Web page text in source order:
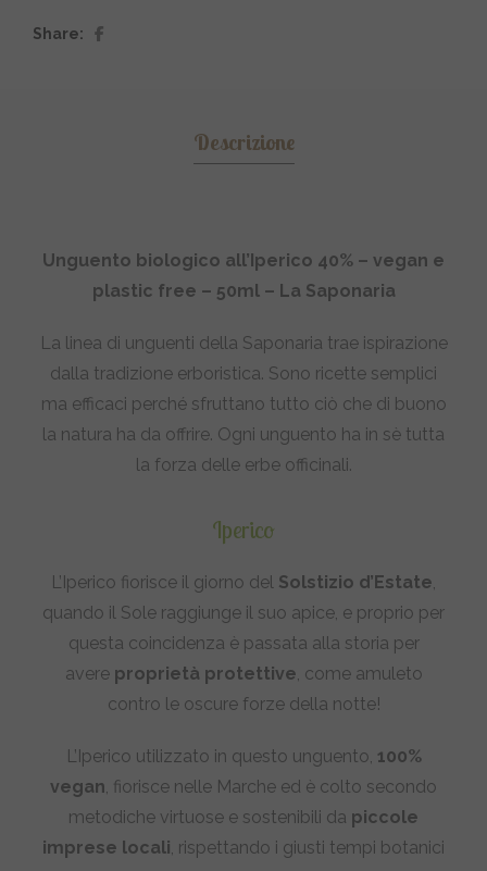
Share
Descrizione
Unguento biologico all’Iperico 40% – vegan e
plastic free – 50ml – La Saponaria
La linea di unguenti della Saponaria trae ispirazione
dalla tradizione erboristica. Sono ricette semplici
ma efficaci perché sfruttano tutto ciò che di buono
la natura ha da offrire. Ogni unguento ha in sè tutta
la forza delle erbe officinali.
Iperico
L’Iperico fiorisce il giorno del Solstizio d’Estate
quando il Sole raggiunge il suo apice, e proprio per
questa coincidenza è passata alla storia per
avere proprietà protettive , come amuleto
contro le oscure forze della notte!
L’Iperico utilizzato in questo unguento, 100%
vegan , fiorisce nelle Marche ed è colto secondo
metodiche virtuose e sostenibili da piccole
imprese locali , rispettando i giusti tempi botanici